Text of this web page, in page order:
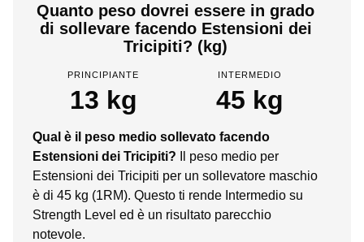
Quanto peso dovrei essere in grado
di sollevare facendo Estensioni dei
Tricipiti? (kg)
PRINCIPIANTE
13 kg
INTERMEDIO
45 kg
Qual è il peso medio sollevato facendo
Estensioni dei Tricipiti?
Il peso medio per
Estensioni dei Tricipiti per un sollevatore maschio
è di 45 kg (1RM). Questo ti rende Intermedio su
Strength Level ed è un risultato parecchio
notevole.